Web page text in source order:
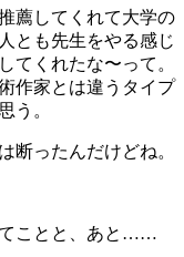
薦してくれて大学の
とも先生をやる感じ
てくれたな〜って。
作家とは違うタイプ
う。
断ったんだけどね。
てことと、あと……